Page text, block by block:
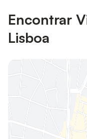
Encontrar
Lisboa